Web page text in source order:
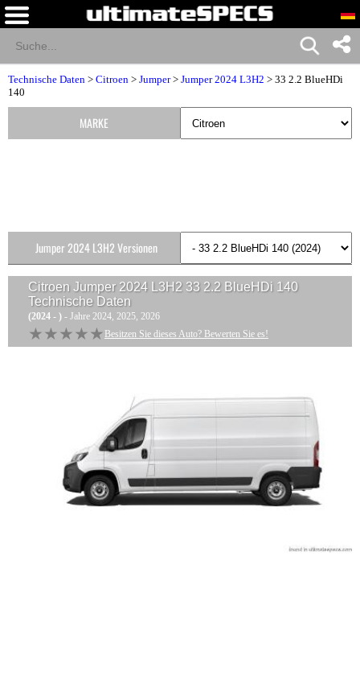
Technische Daten > Citroen > Jumper> Jumper 2024 L3H2 > 33 2.2 BlueHDi
140
Citroen Jumper 2024 L3H2 33 2.2 BlueHDi 140
Technische Daten
(2024 - ) - Jahre 2024, 2025, 2026
★★★★★
★★★★★ Besitzen Sie dieses Auto? Bewerten Sie es!
MARKE
Jumper 2024 L3H2 Versionen